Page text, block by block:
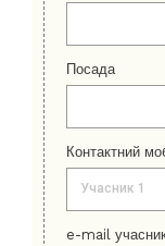
Посада
Контактний
e-mail